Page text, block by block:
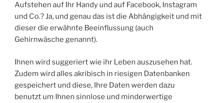
Aufstehen auf Ihr Handy und auf Facebook, Instagram
und Co.? Ja, und genau das ist die Abhängigkeit und mit
dieser die erwähnte Beeinflussung (auch
Gehirnwäsche genannt).
Ihnen wird suggeriert wie ihr Leben auszusehen hat.
Zudem wird alles akribisch in riesigen Datenbanken
gespeichert und diese, Ihre Daten werden dazu
benutzt um Ihnen sinnlose und minderwertige